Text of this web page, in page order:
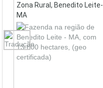
Zona Rural, Benedito Leite-
MA